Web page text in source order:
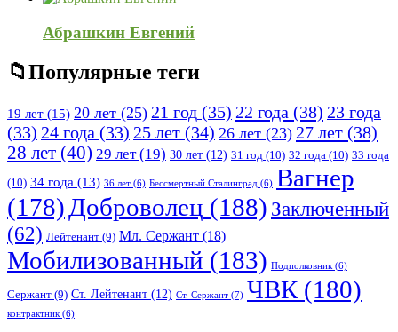
Абрашкин Евгений
Популярные теги
19 лет (15) 20 лет (25) 21 год (35) 22 года (38) 23 года
(33) 24 года (33) 25 лет (34) 26 лет (23) 27 лет (38)
28 лет (40) 29 лет(19) 30 лет (12) 31 год (10) 32 года (10) 33 года
(10) 34 года (13) 36 лет (6) Бессмертный Сталинград (6) Вагнер
(178) Доброволец (188) Заключенный
(62) Лейтенант (9) Мл. Сержант (18)
Мобилизованный (183) Подполковник (6)
Сержант (9) Ст. Лейтенант (12) Ст. Сержант (7) ЧВК (180)
контрактник (6)